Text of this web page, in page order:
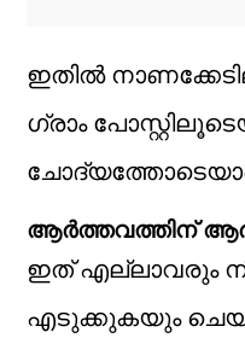
ഇതിൽ
ഗ്രാം
ആർത്തവത്തിന്
ഇത് എല്ലാവരും
എടുക്കുകയും